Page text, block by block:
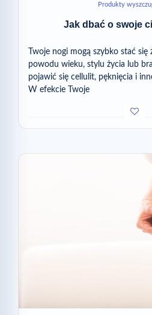
Produkty
Jak dbać o swoje
Twoje nogi mogą szybko stać
powodu wieku, stylu życia lub
pojawić się cellulit, pęknięcia i
W efekcie Twoje